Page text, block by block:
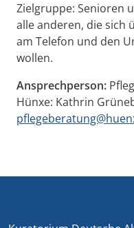
Zielgruppe: Senioren
alle anderen, die sich
am Telefon und den
wollen.
Ansprechperson:
Hünxe: Kathrin